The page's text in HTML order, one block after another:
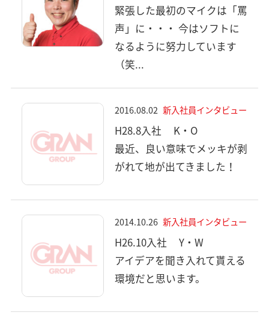
緊張した最初のマイクは「罵
声」に・・・ 今はソフトに
なるように努力しています
（笑...
2016.08.02 新入社員インタビュー
H28.8入社
K・O
最近、良い意味でメッキが剥
がれて地が出てきました！
2014.10.26 新入社員インタビュー
H26.10入社
Y・W
アイデアを聞き入れて貰える
環境だと思います。